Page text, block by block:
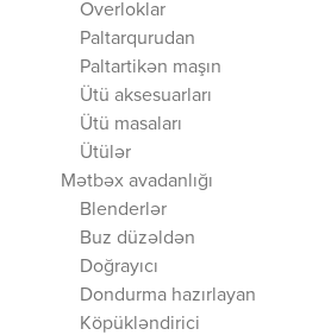
Overloklar
Paltarqurudan
Paltartikən maşın
Ütü aksesuarları
Ütü masaları
Ütülər
Mətbəx avadanlığı
Blenderlər
Buz düzəldən
Doğrayıcı
Dondurma hazırlayan
Köpükləndirici